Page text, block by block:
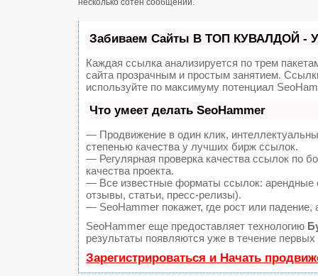
Забиваем Сайты В ТОП КУВАЛДОЙ -
Каждая ссылка анализируется по трем
сайта прозрачным и простым занятием.
используйте по максимуму потенциал
Что умеет делать SeoHammer
— Продвижение в один клик,
степенью качества у лучших бирж ссылок.
— Регулярная проверка качества ссылок по
качества проекта.
— Все известные форматы ссылок: арендные
отзывы, статьи, пресс-релизы).
— SeoHammer покажет, где рост или
SeoHammer еще предоставляет технологию
результаты появляются уже в течение первых
Зарегистрироваться и Начать